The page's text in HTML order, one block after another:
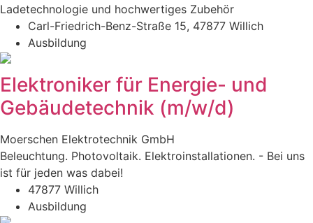
Ladetechnologie und hochwertiges Zubehör
Carl-Friedrich-Benz-Straße 15, 47877 Willich
Ausbildung
Elektroniker für Energie- und
Gebäudetechnik (m/w/d)
Moerschen Elektrotechnik GmbH
Beleuchtung. Photovoltaik. Elektroinstallationen. - Bei uns
ist für jeden was dabei!
47877 Willich
Ausbildung